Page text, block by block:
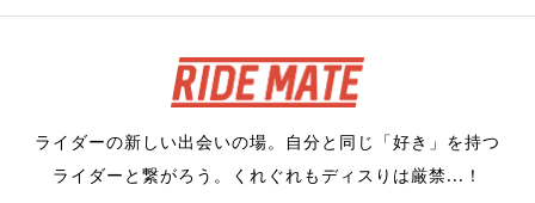
ライダーの新しい出会いの場。自分と同じ「好き」を持つ
ライダーと繋がろう。くれぐれもディスりは厳禁...！